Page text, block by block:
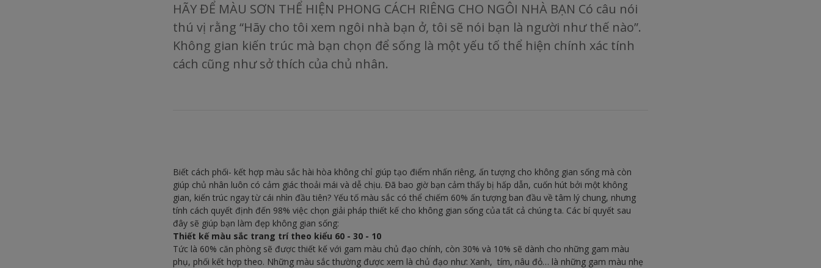
HÃY ĐỂ MÀU SƠN THỂ HIỆN PHONG CÁCH RIÊNG CHO NGÔI NHÀ BẠN Có câu nói
thú vị rằng “Hãy cho tôi xem ngôi nhà bạn ở, tôi sẽ nói bạn là người như thế nào”.
Không gian kiến trúc mà bạn chọn để sống là một yếu tố thể hiện chính xác tính
cách cũng như sở thích của chủ nhân.
Biết cách phối- kết hợp màu sắc hài hòa không chỉ giúp tạo điểm nhấn riêng, ấn tượng cho không gian sống mà còn
giúp chủ nhân luôn có cảm giác thoải mái và dễ chịu. Đã bao giờ bạn cảm thấy bị hấp dẫn, cuốn hút bởi một không
gian, kiến trúc ngay từ cái nhìn đầu tiên? Yếu tố màu sắc có thể chiếm 60% ấn tượng ban đầu về tâm lý chung, nhưng
tính cách quyết định đến 98% việc chọn giải pháp thiết kế cho không gian sống của tất cả chúng ta. Các bí quyết sau
đây sẽ giúp bạn làm đẹp không gian sống:
Thiết kế màu sắc trang trí theo kiểu 60 - 30 - 10
Tức là 60% căn phòng sẽ được thiết kế với gam màu chủ đạo chính, còn 30% và 10% sẽ dành cho những gam màu
phụ, phối kết hợp theo. Những màu sắc thường được xem là chủ đạo như: Xanh, tím, nâu đỏ… là những gam màu nhẹ